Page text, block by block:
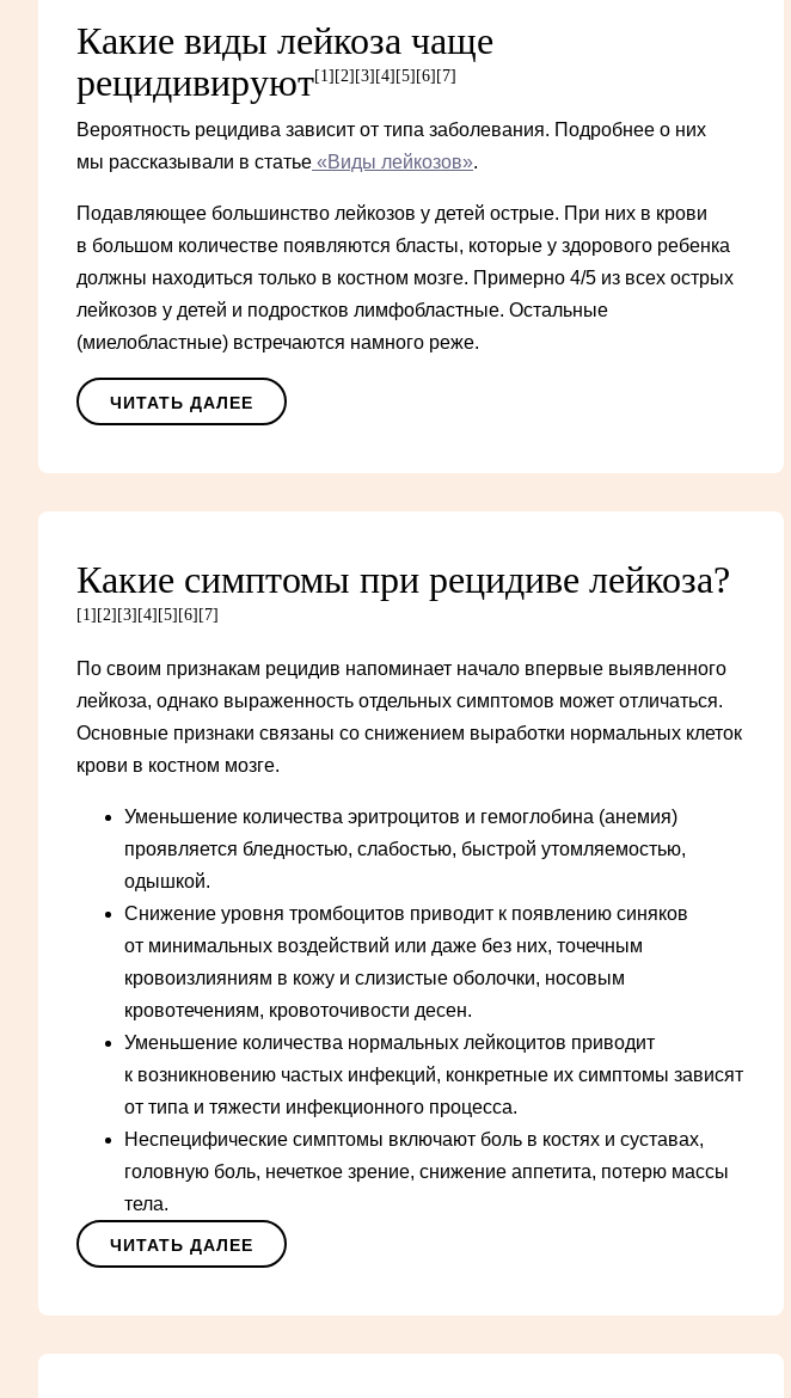
Какие виды лейкоза чаще
рецидивируют[1] [2] [3] [4] [5] [6] [7]
Вероятность рецидива зависит от типа заболевания. Подробнее о них
мы рассказывали в статье «Виды лейкозов».
Подавляющее большинство лейкозов у детей острые. При них в крови
в большом количестве появляются бласты, которые у здорового ребенка
должны находиться только в костном мозге. Примерно 4/5 из всех острых
лейкозов у детей и подростков лимфобластные. Остальные
(миелобластные) встречаются намного реже.
ЧИТАТЬ ДАЛЕЕ
Какие симптомы при рецидиве лейкоза?
[1] [2] [3] [4] [5] [6] [7]
По своим признакам рецидив напоминает начало впервые выявленного
лейкоза, однако выраженность отдельных симптомов может отличаться.
Основные признаки связаны со снижением выработки нормальных клеток
крови в костном мозге.
Уменьшение количества эритроцитов и гемоглобина (анемия)
проявляется бледностью, слабостью, быстрой утомляемостью,
одышкой.
Снижение уровня тромбоцитов приводит к появлению синяков
от минимальных воздействий или даже без них, точечным
кровоизлияниям в кожу и слизистые оболочки, носовым
кровотечениям, кровоточивости десен.
Уменьшение количества нормальных лейкоцитов приводит
к возникновению частых инфекций, конкретные их симптомы зависят
от типа и тяжести инфекционного процесса.
Неспецифические симптомы включают боль в костях и суставах,
головную боль, нечеткое зрение, снижение аппетита, потерю массы
тела.
ЧИТАТЬ ДАЛЕЕ